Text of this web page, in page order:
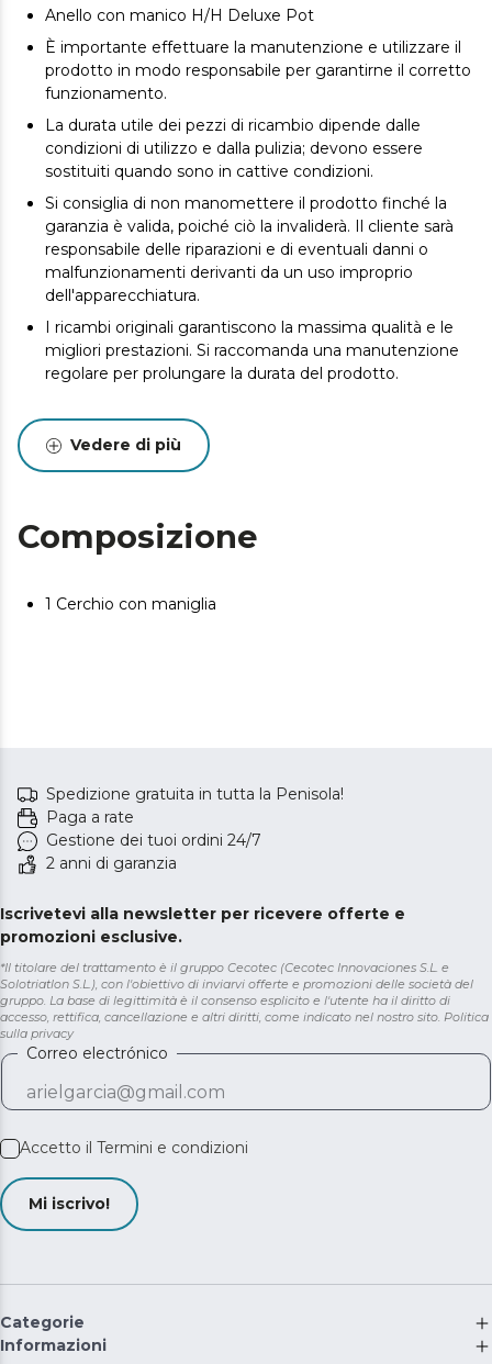
Anello con manico H/H Deluxe Pot
È importante effettuare la manutenzione e utilizzare il
prodotto in modo responsabile per garantirne il corretto
funzionamento.
La durata utile dei pezzi di ricambio dipende dalle
condizioni di utilizzo e dalla pulizia; devono essere
sostituiti quando sono in cattive condizioni.
Si consiglia di non manomettere il prodotto finché la
garanzia è valida, poiché ciò la invaliderà. Il cliente sarà
responsabile delle riparazioni e di eventuali danni o
malfunzionamenti derivanti da un uso improprio
dell'apparecchiatura.
I ricambi originali garantiscono la massima qualità e le
migliori prestazioni. Si raccomanda una manutenzione
regolare per prolungare la durata del prodotto.
Vedere di più
Composizione
1 Cerchio con maniglia
Spedizione gratuita in tutta la Penisola!
Paga a rate
Gestione dei tuoi ordini 24/7
2 anni di garanzia
Iscrivetevi alla newsletter per ricevere offerte e
promozioni esclusive.
*Il titolare del trattamento è il gruppo Cecotec (Cecotec Innovaciones S.L. e
Solotriatlon S.L.), con l'obiettivo di inviarvi offerte e promozioni delle società del
gruppo. La base di legittimità è il consenso esplicito e l'utente ha il diritto di
accesso, rettifica, cancellazione e altri diritti, come indicato nel nostro sito. Politica
sulla privacy
Correo electrónico
Accetto il Termini e condizioni
Mi iscrivo!
Categorie
Informazioni